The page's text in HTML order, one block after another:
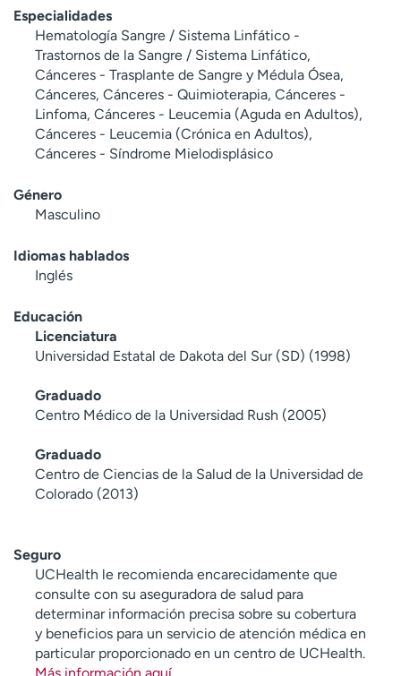
Especialidades
Hematología Sangre / Sistema Linfático -
Trastornos de la Sangre / Sistema Linfático,
Cánceres - Trasplante de Sangre y Médula Ósea,
Cánceres, Cánceres - Quimioterapia, Cánceres -
Linfoma, Cánceres - Leucemia (Aguda en Adultos),
Cánceres - Leucemia (Crónica en Adultos),
Cánceres - Síndrome Mielodisplásico
Género
Masculino
Idiomas hablados
Inglés
Educación
Licenciatura
Universidad Estatal de Dakota del Sur (SD) (1998)
Graduado
Centro Médico de la Universidad Rush (2005)
Graduado
Centro de Ciencias de la Salud de la Universidad de
Colorado (2013)
Seguro
UCHealth le recomienda encarecidamente que
consulte con su aseguradora de salud para
determinar información precisa sobre su cobertura
y beneficios para un servicio de atención médica en
particular proporcionado en un centro de UCHealth.